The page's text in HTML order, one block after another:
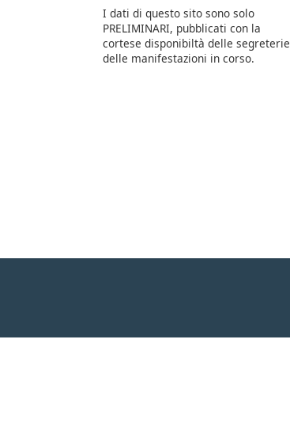
I dati di questo sito sono solo
PRELIMINARI, pubblicati con la
cortese disponibiltà delle segreterie
delle manifestazioni in corso.